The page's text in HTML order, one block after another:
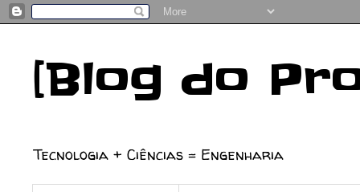
[Blog do
Tecnologia + Ciências = Engenharia